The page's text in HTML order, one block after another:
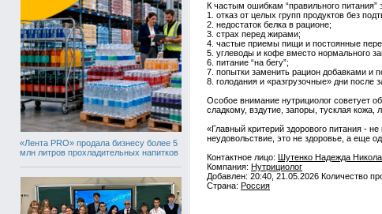
«Лента PRO» продала бизнесу более 5
млн литров прохладительных напитков
К частым ошибкам “правильного питания”
1. отказ от целых групп продуктов без
2. недостаток белка в рационе;
3. страх перед жирами;
4. частые приемы пищи и постоянные
5. углеводы и кофе вместо нормального
6. питание “на бегу”;
7. попытки заменить рацион добавками и
8. голодания и «разгрузочные» дни после
Особое внимание нутрициолог советует
сладкому, вздутие, запоры, тусклая кожа,
«Главный критерий здорового питания -
неудовольствие, это не здоровье, а еще
Контактное лицо: Шутенко Надежда
Компания: Нутрициолог
Добавлен: 20:40, 21.05.2026 Количество
Страна: Россия